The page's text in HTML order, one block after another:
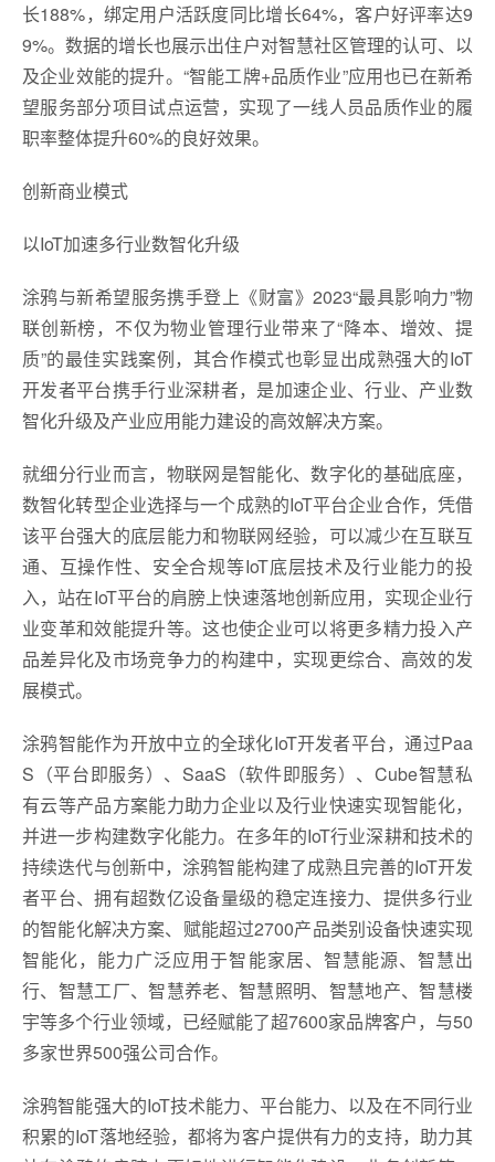
长188%，绑定用户活跃度同比增长64%，客户好评率达9
9%。数据的增长也展示出住户对智慧社区管理的认可、以
及企业效能的提升。“智能工牌+品质作业”应用也已在新希
望服务部分项目试点运营，实现了一线人员品质作业的履
职率整体提升60%的良好效果。
创新商业模式
以IoT加速多行业数智化升级
涂鸦与新希望服务携手登上《财富》2023“最具影响力”物
联创新榜，不仅为物业管理行业带来了“降本、增效、提
质”的最佳实践案例，其合作模式也彰显出成熟强大的IoT
开发者平台携手行业深耕者，是加速企业、行业、产业数
智化升级及产业应用能力建设的高效解决方案。
就细分行业而言，物联网是智能化、数字化的基础底座，
数智化转型企业选择与一个成熟的IoT平台企业合作，凭借
该平台强大的底层能力和物联网经验，可以减少在互联互
通、互操作性、安全合规等IoT底层技术及行业能力的投
入，站在IoT平台的肩膀上快速落地创新应用，实现企业行
业变革和效能提升等。这也使企业可以将更多精力投入产
品差异化及市场竞争力的构建中，实现更综合、高效的发
展模式。
涂鸦智能作为开放中立的全球化IoT开发者平台，通过Paa
S（平台即服务）、SaaS（软件即服务）、Cube智慧私
有云等产品方案能力助力企业以及行业快速实现智能化，
并进一步构建数字化能力。在多年的IoT行业深耕和技术的
持续迭代与创新中，涂鸦智能构建了成熟且完善的IoT开发
者平台、拥有超数亿设备量级的稳定连接力、提供多行业
的智能化解决方案、赋能超过2700产品类别设备快速实现
智能化，能力广泛应用于智能家居、智慧能源、智慧出
行、智慧工厂、智慧养老、智慧照明、智慧地产、智慧楼
宇等多个行业领域，已经赋能了超7600家品牌客户，与50
多家世界500强公司合作。
涂鸦智能强大的IoT技术能力、平台能力、以及在不同行业
积累的IoT落地经验，都将为客户提供有力的支持，助力其